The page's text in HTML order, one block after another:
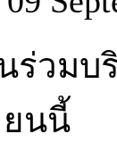
ร่วมบ
ยนนี้